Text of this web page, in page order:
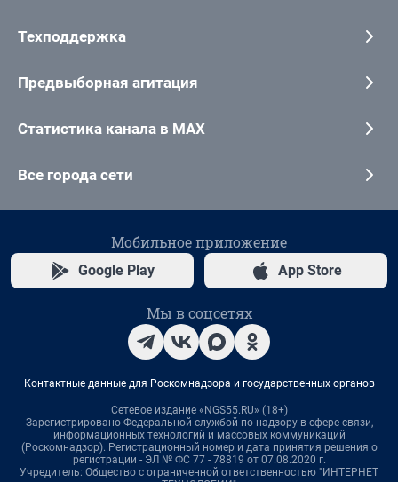
Техподдержка
Предвыборная агитация
Статистика канала в MAX
Все города сети
Мобильное приложение
Google Play App Store
Мы в соцсетях
Контактные данные для Роскомнадзора и государственных органов
Сетевое издание «NGS55.RU» (18+)
Зарегистрировано Федеральной службой по надзору в сфере связи,
информационных технологий и массовых коммуникаций
(Роскомнадзор). Регистрационный номер и дата принятия решения о
регистрации - ЭЛ № ФС 77 - 78819 от 07.08.2020 г.
Учредитель: Общество с ограниченной ответственностью "ИНТЕРНЕТ